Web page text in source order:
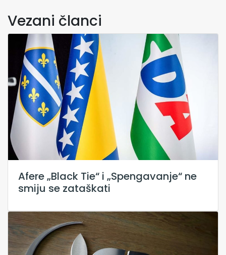
Vezani članci
Afere „Black Tie“ i „Spengavanje“ ne
smiju se zataškati